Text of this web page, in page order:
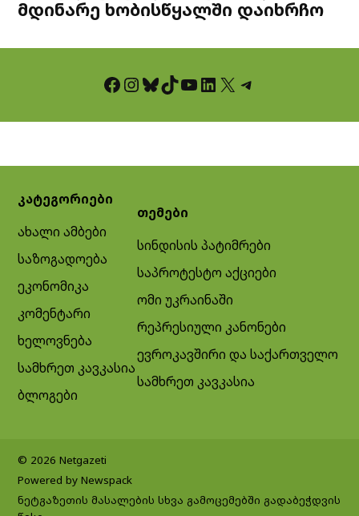
მდინარე ხობისწყალში დაიხრჩო
Facebook InstagramBluesky TikTok YouTube LinkedIn X Telegram
კატეგორიები
ახალი ამბები
საზოგადოება
ეკონომიკა
კომენტარი
ხელოვნება
სამხრეთ კავკასია
ბლოგები
თემები
სინდისის პატიმრები
საპროტესტო აქციები
ომი უკრაინაში
რეპრესიული კანონები
ევროკავშირი და საქართველო
სამხრეთ კავკასია
© 2026 Netgazeti
Powered by Newspack
ნეტგაზეთის მასალების სხვა გამოცემებში გადაბეჭდვის